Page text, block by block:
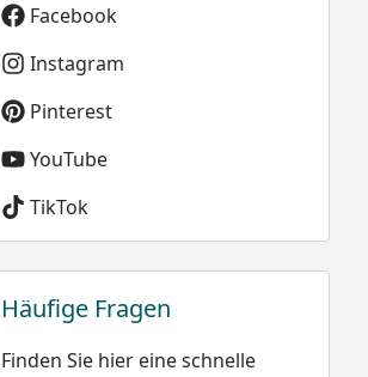
Facebook
Instagram
Pinterest
YouTube
TikTok
Häufige Fragen
Finden Sie hier eine schnelle